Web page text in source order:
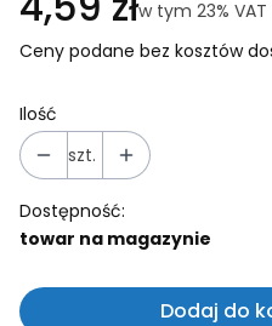
w tym 23% VAT
w tym 23% VAT
Ceny podane bez kosztów
Ilość
szt.
Dostępność:
towar na magazynie
Dodaj do